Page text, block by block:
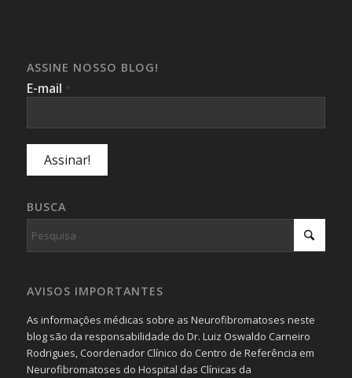
ASSINE NOSSO BLOG!
E-mail *
BUSCA
AVISOS IMPORTANTES
As informações médicas sobre as Neurofibromatoses neste
blog são da responsabilidade do Dr. Luiz Oswaldo Carneiro
Rodrigues, Coordenador Clínico do Centro de Referência em
Neurofibromatoses do Hospital das Clínicas da